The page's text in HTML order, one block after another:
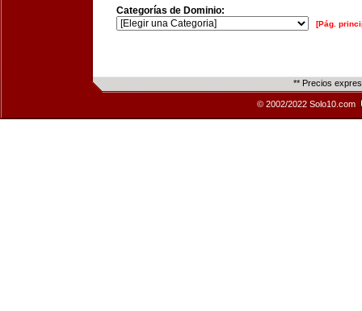
Categorías de Dominio:
[Pág.
** Precios
© 2002/2022 Solo10.com